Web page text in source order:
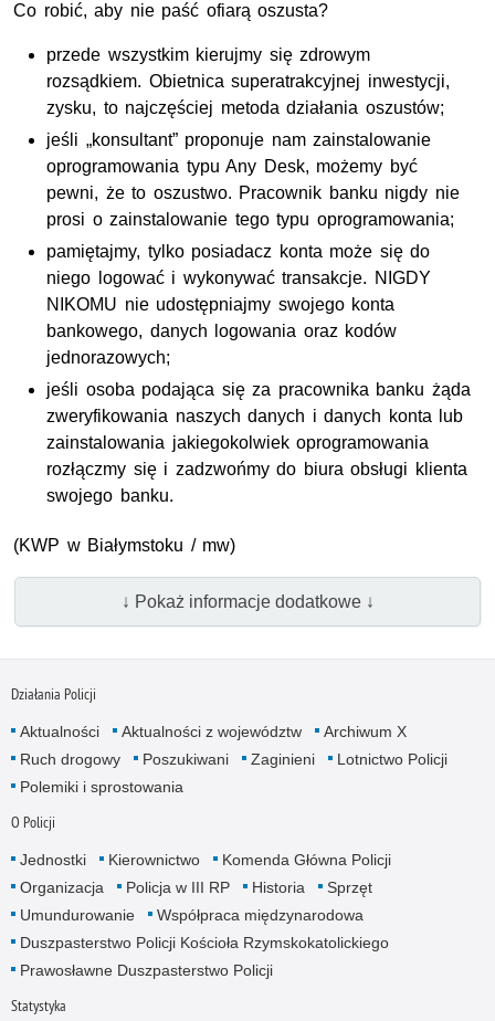
Co robić, aby nie paść ofiarą oszusta?
przede wszystkim kierujmy się zdrowym
rozsądkiem. Obietnica superatrakcyjnej inwestycji,
zysku, to najczęściej metoda działania oszustów;
jeśli „konsultant” proponuje nam zainstalowanie
oprogramowania typu Any Desk, możemy być
pewni, że to oszustwo. Pracownik banku nigdy nie
prosi o zainstalowanie tego typu oprogramowania;
pamiętajmy, tylko posiadacz konta może się do
niego logować i wykonywać transakcje. NIGDY
NIKOMU nie udostępniajmy swojego konta
bankowego, danych logowania oraz kodów
jednorazowych;
jeśli osoba podająca się za pracownika banku żąda
zweryfikowania naszych danych i danych konta lub
zainstalowania jakiegokolwiek oprogramowania
rozłączmy się i zadzwońmy do biura obsługi klienta
swojego banku.
(KWP w Białymstoku / mw)
↓ Pokaż informacje dodatkowe ↓
Działania Policji
Aktualności Aktualności z województw
Archiwum X
Ruch drogowy
Poszukiwani Zaginieni
Lotnictwo Policji
Polemiki i sprostowania
O Policji
Jednostki Kierownictwo
Komenda Główna Policji
Organizacja
Policja w III RP Historia
Sprzęt
Umundurowanie
Współpraca międzynarodowa
Duszpasterstwo Policji Kościoła Rzymskokatolickiego
Prawosławne Duszpasterstwo Policji
Statystyka